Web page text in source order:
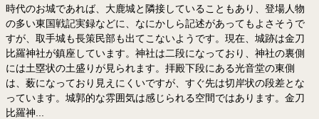
時代のお城であれば、大鹿城と隣接していることもあり、登場人物
の多い東国戦記実録などに、なにかしら記述があってもよさそうで
すが、取手城も長策民部も出てこないようです。現在、城跡は金刀
比羅神社が鎮座しています。神社は二段になっており、神社の裏側
には土塁状の土盛りが見られます。拝殿下段にある光音堂の東側
は、薮になっており見えにくいですが、すぐ先は切岸状の段差とな
っています。城郭的な雰囲気は感じられる空間ではあります。金刀
比羅神...